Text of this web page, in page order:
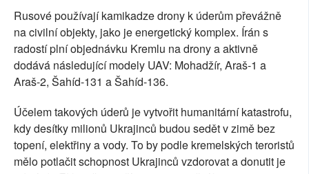
Rusové používají kamikadze drony k úderům převážně
na civilní objekty, jako je energetický komplex. Írán s
radostí plní objednávku Kremlu na drony a aktivně
dodává následující modely UAV: ​​Mohadžír, Araš-1 a
Araš-2, Šahíd-131 a Šahíd-136.
Účelem takových úderů je vytvořit humanitární katastrofu,
kdy desítky milionů Ukrajinců budou sedět v zimě bez
topení, elektřiny a vody. To by podle kremelských teroristů
mělo potlačit schopnost Ukrajinců vzdorovat a donutit je